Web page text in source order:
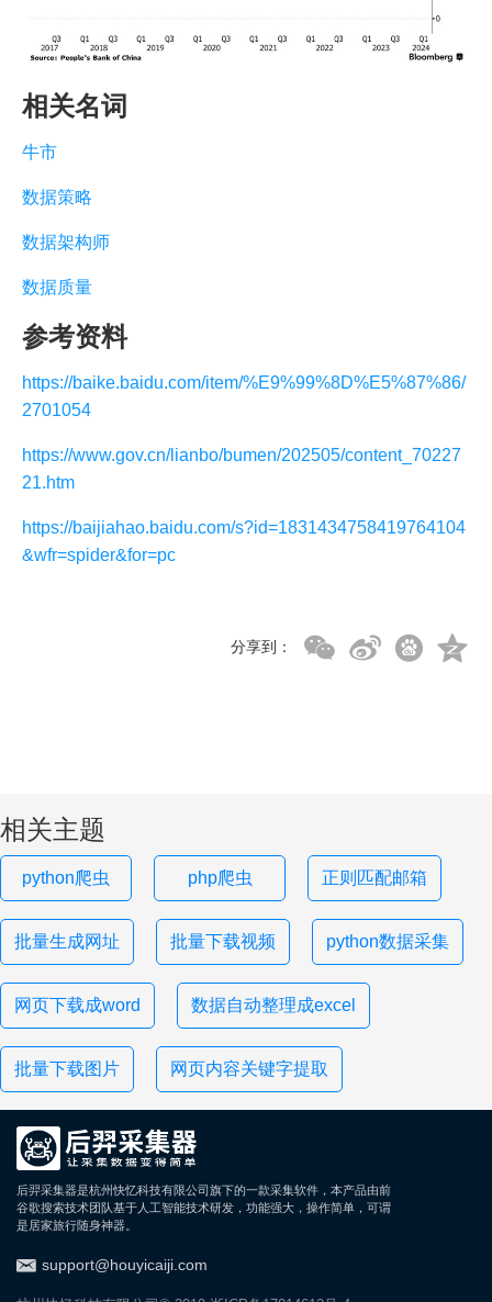
相关名词
牛市
数据策略
数据架构师
数据质量
参考资料
https://baike.baidu.com/item/%E9%99%8D%E5%87%86/
2701054
https://www.gov.cn/lianbo/bumen/202505/content_70227
21.htm
https://baijiahao.baidu.com/s?id=1831434758419764104
&wfr=spider&for=pc
分享到：
相关主题
python爬虫 php爬虫 正则匹配邮箱
批量生成网址 批量下载视频 python数据采集
网页下载成word 数据自动整理成excel
批量下载图片 网页内容关键字提取
后羿采集器是杭州快忆科技有限公司旗下的一款采集软件，本产品由前
谷歌搜索技术团队基于人工智能技术研发，功能强大，操作简单，可谓
是居家旅行随身神器。
support@houyicaiji.com